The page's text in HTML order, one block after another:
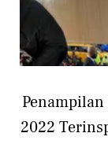
2022